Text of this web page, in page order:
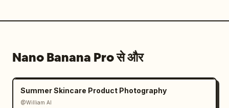
Nano Banana Pro से और
Summer Skincare Product Photography
@William AI